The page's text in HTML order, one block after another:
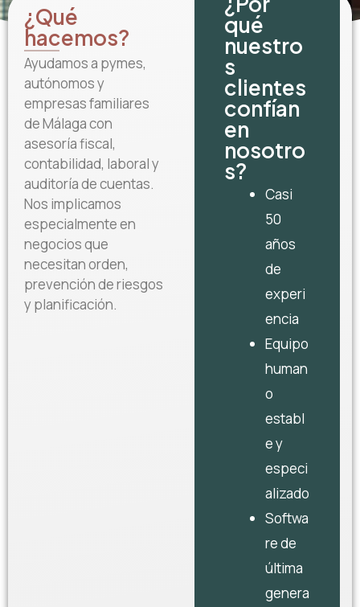
¿Qué
hacemos?
Ayudamos a pymes,
autónomos y
empresas familiares
de Málaga con
asesoría fiscal,
contabilidad, laboral y
auditoría de cuentas.
Nos implicamos
especialmente en
negocios que
necesitan orden,
prevención de riesgos
y planificación.
qué
nuestro
s
clientes
confían
en
nosotro
s?
Casi
50
años
de
experi
encia
Equipo
human
o
establ
e y
especi
alizado
Softwa
re de
última
genera